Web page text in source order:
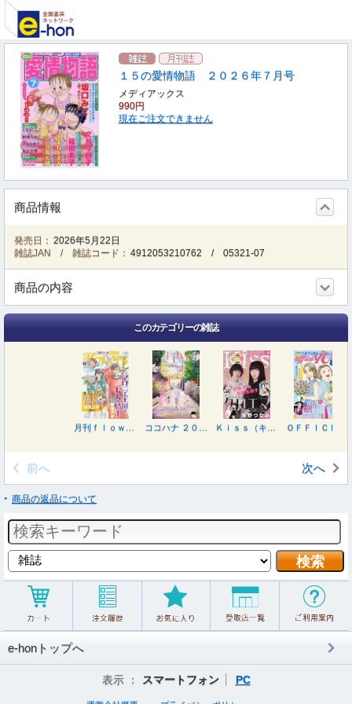
１５の愛情物語 ２０２６年７月号
メディアックス
990円
現在ご注文できません
商品情報
発売日： 2026年5月22日
雑誌JAN / 雑誌コード： 4912053210762 /05321-07
商品の内容
このカテゴリーの雑誌
前へ 次へ
商品の返品について
e-honトップへ
表示 ： スマートフォン PC